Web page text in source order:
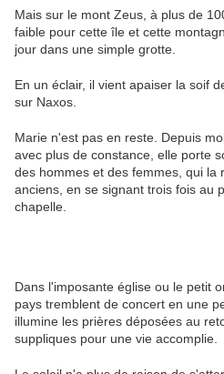
Mais sur le mont Zeus, à plus de
faible pour cette île et cette
jour dans une simple grotte.
En un éclair, il vient apaiser la soif
sur Naxos.
Marie n'est pas en reste. Depuis
avec plus de constance, elle porte
des hommes et des femmes, qui la
anciens, en se signant trois fois au
chapelle.
Dans l'imposante église ou le petit
pays tremblent de concert en une
illumine les prières déposées au
suppliques pour une vie accomplie.